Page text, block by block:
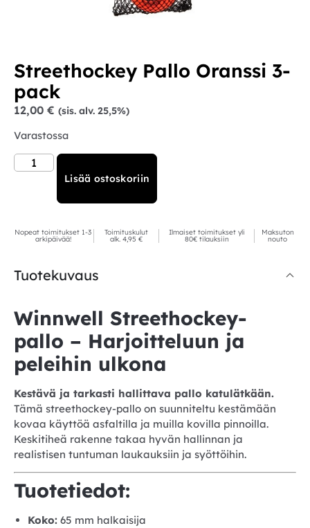
Streethockey Pallo Oranssi 3-
pack
12,00 € (sis. alv. 25,5%)
Varastossa
Lisää ostoskoriin
Nopeat toimitukset 1-3
arkipäivää!
Toimituskulut
alk. 4,95 €
Ilmaiset toimitukset yli
80€ tilauksiin
Maksuton
nouto
Tuotekuvaus
Winnwell Streethockey-
pallo – Harjoitteluun ja
peleihin ulkona
Kestävä ja tarkasti hallittava pallo katulätkään.
Tämä streethockey-pallo on suunniteltu kestämään
kovaa käyttöä asfaltilla ja muilla kovilla pinnoilla.
Keskitiheä rakenne takaa hyvän hallinnan ja
realistisen tuntuman laukauksiin ja syöttöihin.
Tuotetiedot:
Koko: 65 mm halkaisija